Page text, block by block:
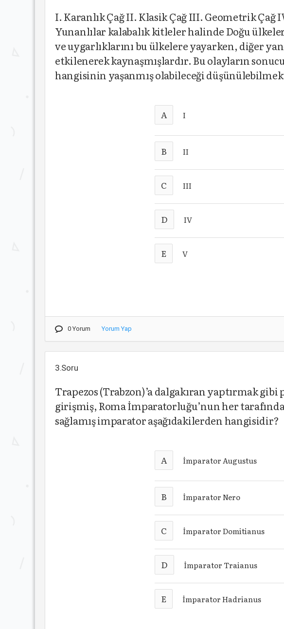
I. Karanlık Çağ II. Klasik Çağ III. Geometrik Çağ
Yunanlılar kalabalık kitleler halinde Doğu
ve uygarlıklarını bu ülkelere yayarken, diğer
etkilenerek kaynaşmışlardır. Bu olayların
hangisinin yaşanmış olabileceği
A I
B II
C III
D IV
E V
0 Yorum Yorum Yap
3.Soru
Trapezos (Trabzon)’a dalgakıran yaptırmak
girişmiş, Roma İmparatorluğu’nun her
sağlamış imparator aşağıdakilerden hangisidir?
A İmparator Augustus
B İmparator Nero
C İmparator Domitianus
D İmparator Traianus
E İmparator Hadrianus